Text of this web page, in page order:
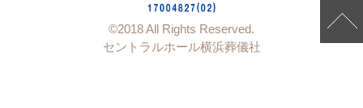
©︎2018 All Rights Reserved.
セントラルホール横浜葬儀社